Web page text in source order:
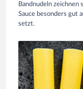
Bandnudeln zeichnen
Sauce besonders gut
setzt.